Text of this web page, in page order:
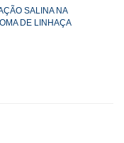
SALINA NA
DE LINHAÇA